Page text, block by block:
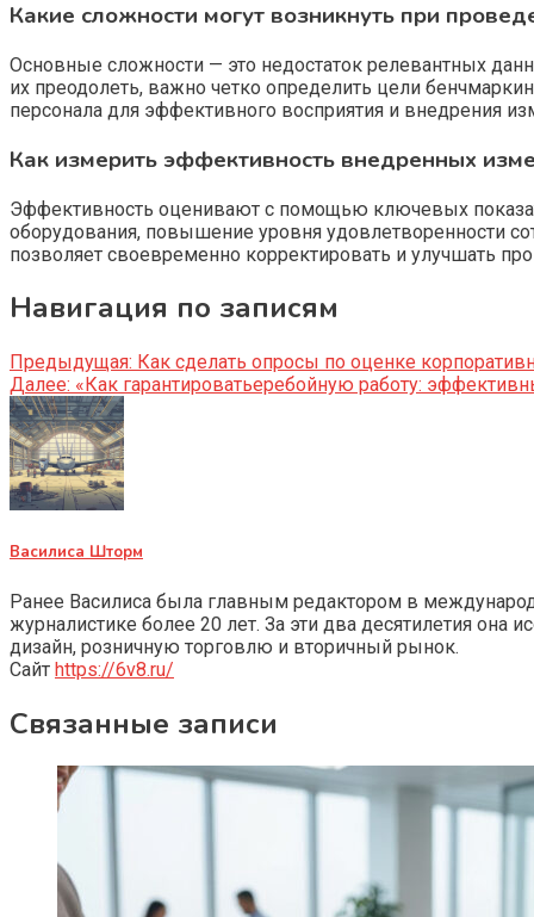
Какие сложности могут возникнуть при
Основные сложности — это недостаток релевантных
их преодолеть, важно четко определить цели
персонала для эффективного восприятия и внедрения
Как измерить эффективность внедренных
Эффективность оценивают с помощью ключевых
оборудования, повышение уровня удовлетворенности
позволяет своевременно корректировать и улучшать
Навигация по записям
Предыдущая: Как сделать опросы по оценке
Далее: «Как гарантироватьеребойную работу:
Василиса Шторм
Ранее Василиса была главным редактором в
журналистике более 20 лет. За эти два десятилетия
дизайн, розничную торговлю и вторичный рынок.
Сайт https://6v8.ru/
Связанные записи